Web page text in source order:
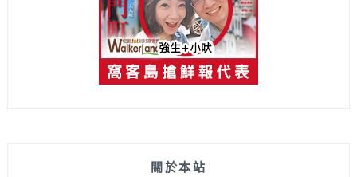
關於本站